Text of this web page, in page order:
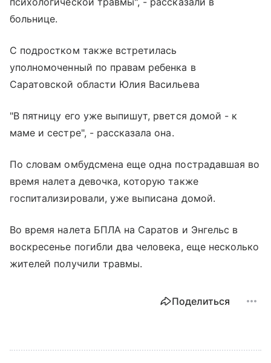
больнице.
С подростком также встретилась
уполномоченный по правам ребенка в
Саратовской области Юлия Васильева
"В пятницу его уже выпишут, рвется домой - к
маме и сестре", - рассказала она.
По словам омбудсмена еще одна пострадавшая во
время налета девочка, которую также
госпитализировали, уже выписана домой.
Во время налета БПЛА на Саратов и Энгельс в
воскресенье погибли два человека, еще несколько
жителей получили травмы.
Поделиться